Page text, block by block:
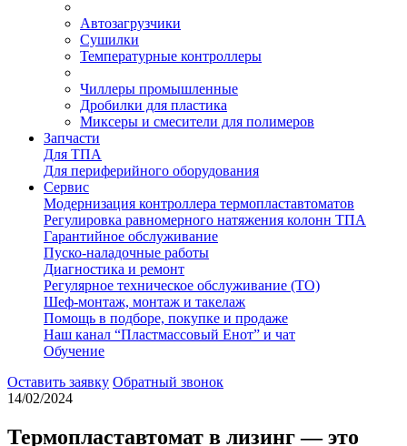
Автозагрузчики
Сушилки
Температурные контроллеры
Чиллеры промышленные
Дробилки для пластика
Миксеры и смесители для полимеров
Запчасти
Для ТПА
Для периферийного оборудования
Сервис
Модернизация контроллера термопластавтоматов
Регулировка равномерного натяжения колонн ТПА
Гарантийное обслуживание
Пуско-наладочные работы
Диагностика и ремонт
Регулярное техническое обслуживание (ТО)
Шеф-монтаж, монтаж и такелаж
Помощь в подборе, покупке и продаже
Наш канал “Пластмассовый Енот” и чат
Обучение
Оставить заявку Обратный звонок
14/02/2024
Термопластавтомат в лизинг — это